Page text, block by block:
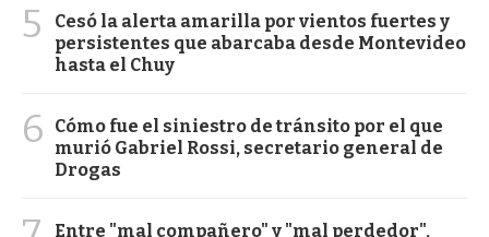
5
Cesó la alerta amarilla por vientos fuertes y
persistentes que abarcaba desde Montevideo
hasta el Chuy
6
Cómo fue el siniestro de tránsito por el que
murió Gabriel Rossi, secretario general de
Drogas
Entre "mal compañero" y "mal perdedor",